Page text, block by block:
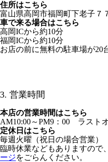
住所はこちら
富山県高岡市福岡町下老子７
車で来る場合はこちら
高岡ICから約10分
福岡ICから約10分
お店の前に無料の駐車場が20
3. 営業時間
本店の営業時間はこちら
AM10:00～PM9：00 ラスト
定休日はこちら
毎週火曜（祝日の場合営業）
臨時休業などもありますので
ージをごらんください。